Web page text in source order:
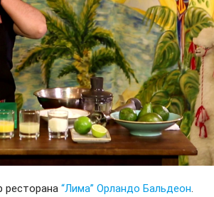
ресторана“Лима” Орландо Бальдеон